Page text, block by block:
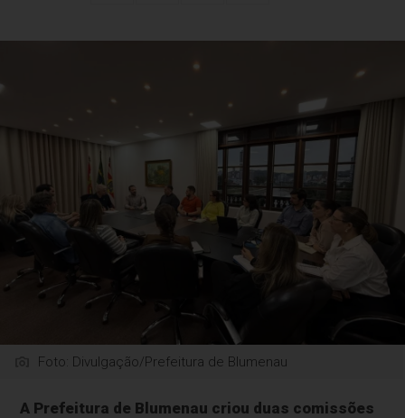
Foto: Divulgação/Prefeitura de Blumenau
A Prefeitura de Blumenau criou duas comissões